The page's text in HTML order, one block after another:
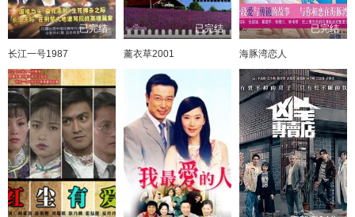
已完结
长江一号1987
已完结
薰衣草2001
已完结
海豚湾恋人